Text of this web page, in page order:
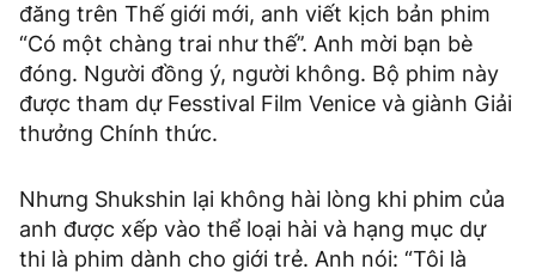
đăng trên Thế giới mới, anh viết kịch bản phim
“Có một chàng trai như thế’’. Anh mời bạn bè
đóng. Người đồng ý, người không. Bộ phim này
được tham dự Fesstival Film Venice và giành Giải
thưởng Chính thức.
Nhưng Shukshin lại không hài lòng khi phim của
anh được xếp vào thể loại hài và hạng mục dự
thi là phim dành cho giới trẻ. Anh nói: “Tôi là